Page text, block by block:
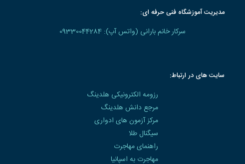
مدیریت آموزشگاه فنی حرفه ای:
سرکار خانم بارانی (واتس آپ): 09330044284
سایت های در ارتباط:
رزومه الکترونیکی هلدینگ
مرجع دانش هلدینگ
مرکز آزمون های ادواری
سیگنال طلا
راهنمای مهاجرت
مهاجرت به اسپانیا